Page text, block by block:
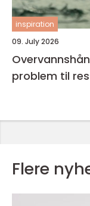
inspiration
09. July 2026
problem til
Flere